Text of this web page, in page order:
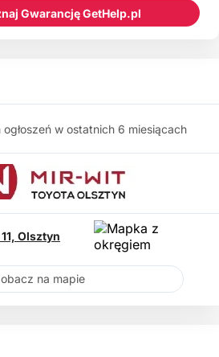
w ostatnich 6 miesiącach
Olsztyn
na mapie
Gwarancję GetHelp.pl